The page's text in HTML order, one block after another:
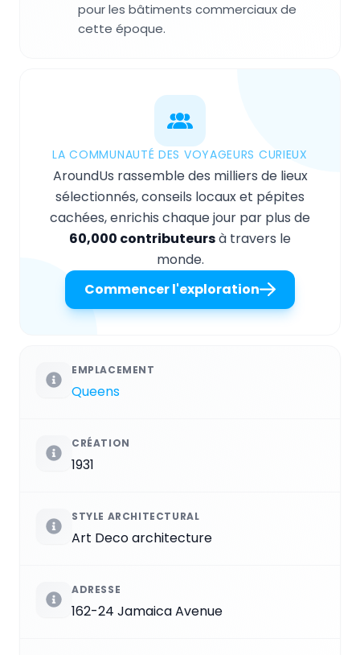
pour les bâtiments commerciaux de
cette époque.
LA COMMUNAUTÉ DES VOYAGEURS CURIEUX
AroundUs rassemble des milliers de lieux
sélectionnés, conseils locaux et pépites
cachées, enrichis chaque jour par plus de
60,000 contributeursà travers le
monde.
Commencer l'exploration
EMPLACEMENT
Queens
CRÉATION
1931
STYLE ARCHITECTURAL
Art Deco architecture
ADRESSE
162-24 Jamaica Avenue